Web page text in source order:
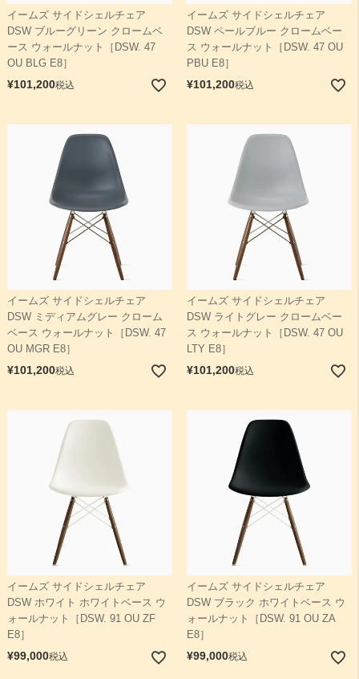
イームズ サイドシェルチェア
DSW ブルーグリーン クロームベ
ース ウォールナット［DSW. 47
OU BLG E8］
¥101,200税込
イームズ サイドシェルチェア
DSW ペールブルー クロームベー
ス ウォールナット［DSW. 47 OU
PBU E8］
¥101,200税込
イームズ サイドシェルチェア
DSW ミディアムグレー クローム
ベース ウォールナット［DSW. 47
OU MGR E8］
¥101,200税込
イームズ サイドシェルチェア
DSW ライトグレー クロームベー
ス ウォールナット［DSW. 47 OU
LTY E8］
¥101,200税込
イームズ サイドシェルチェア
DSW ホワイト ホワイトベース ウ
ォールナット［DSW. 91 OU ZF
E8］
¥99,000税込
イームズ サイドシェルチェア
DSW ブラック ホワイトベース ウ
ォールナット［DSW. 91 OU ZA
E8］
¥99,000税込